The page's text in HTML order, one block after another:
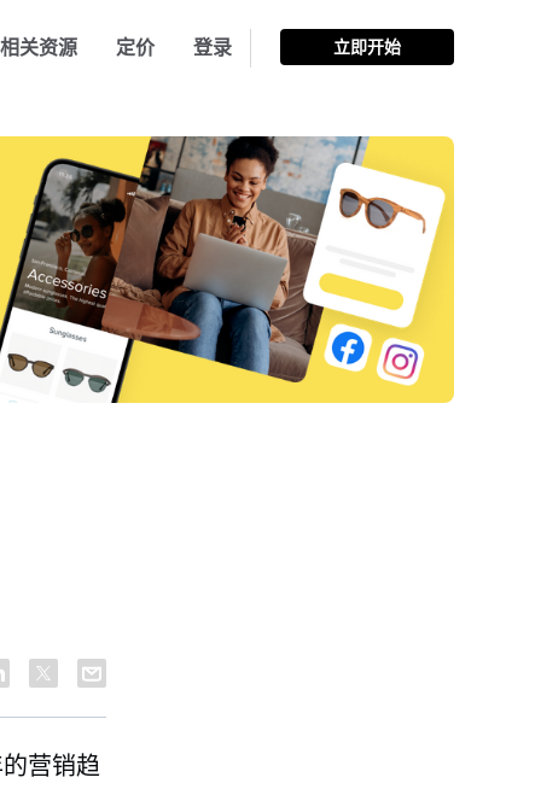
相关资源 定价 登录 立即开始
营销趋